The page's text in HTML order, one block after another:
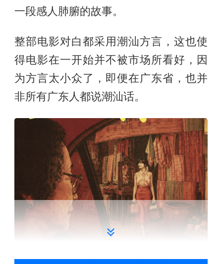
一段感人肺腑的故事。
整部电影对白都采用潮汕方言，这也使
得电影在一开始并不被市场所看好，因
为方言太小众了，即便在广东省，也并
非所有广东人都说潮汕话。